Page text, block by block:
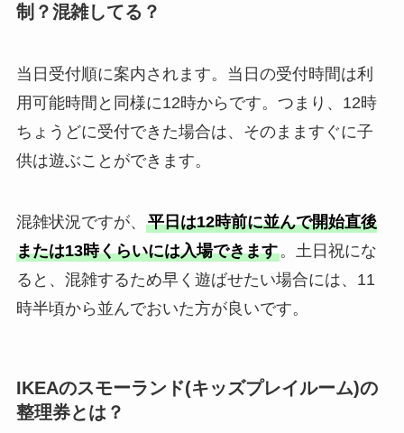
制？混雑してる？
当日受付順に案内されます。当日の受付時間は利
用可能時間と同様に12時からです。つまり、12時
ちょうどに受付できた場合は、そのまますぐに子
供は遊ぶことができます。
混雑状況ですが、 平日は12時前に並んで開始直後
または13時くらいには入場できます。土日祝にな
ると、混雑するため早く遊ばせたい場合には、11
時半頃から並んでおいた方が良いです。
IKEAのスモーランド(キッズプレイルーム)の
整理券とは？